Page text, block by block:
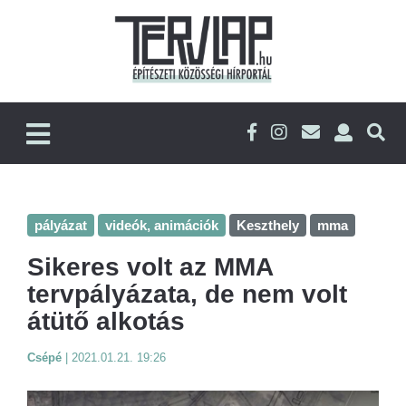
pályázat videók, animációk Keszthely mma
Sikeres volt az MMA
tervpályázata, de nem volt
átütő alkotás
Csépé 2021.01.21. 19:26